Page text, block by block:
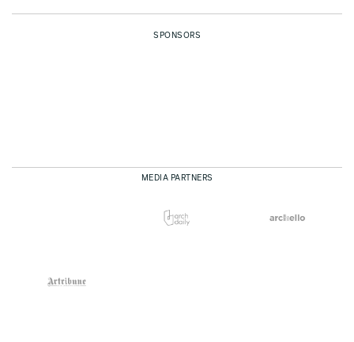
SPONSORS
MEDIA PARTNERS